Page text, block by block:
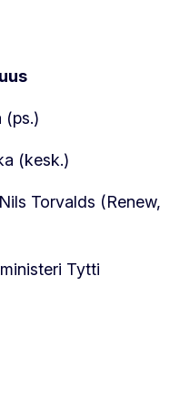
(ps.)
(kesk.)
Torvalds (Renew,
Tytti